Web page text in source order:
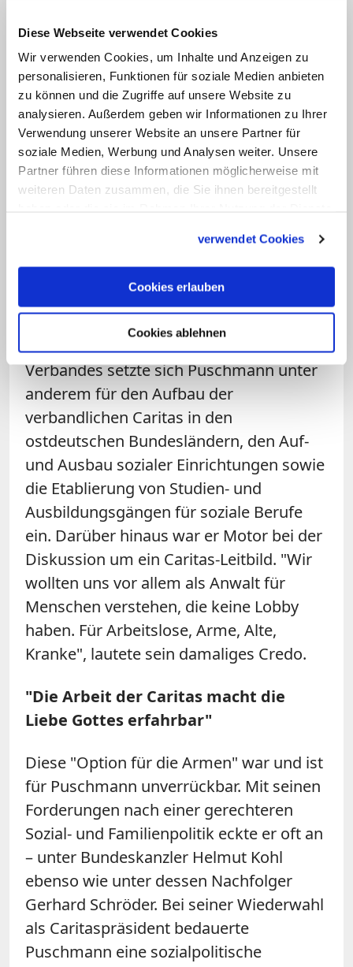
Diese Webseite verwendet Cookies
Wir verwenden Cookies, um Inhalte und Anzeigen zu
personalisieren, Funktionen für soziale Medien anbieten
zu können und die Zugriffe auf unsere Website zu
analysieren. Außerdem geben wir Informationen zu Ihrer
Verwendung unserer Website an unsere Partner für
soziale Medien, Werbung und Analysen weiter. Unsere
Partner führen diese Informationen möglicherweise mit
weiteren Daten zusammen, die Sie ihnen bereitgestellt
verwendet Cookies
Cookies erlauben
Cookies ablehnen
Prälat rückblickend. "Uns ging es um die
Menschen, die verzweifelt waren." Eine
wichtige Aufgabe der Zentralstelle war
zudem die Aus- und Weiterbildung für
den kirchlichen Nachwuchs in den
sozialen Einrichtungen.
den wiedervereinigten
Wohlfahrtsverband und das geeinte
Deutschland gewertet. An der Spitze des
Verbandes setzte sich Puschmann unter
anderem für den Aufbau der
verbandlichen Caritas in den
ostdeutschen Bundesländern, den Auf-
und Ausbau sozialer Einrichtungen sowie
die Etablierung von Studien- und
Ausbildungsgängen für soziale Berufe
ein. Darüber hinaus war er Motor bei der
Diskussion um ein Caritas-Leitbild. "Wir
wollten uns vor allem als Anwalt für
Menschen verstehen, die keine Lobby
haben. Für Arbeitslose, Arme, Alte,
Kranke", lautete sein damaliges Credo.
"Die Arbeit der Caritas macht die
Liebe Gottes erfahrbar"
Diese "Option für die Armen" war und ist
für Puschmann unverrückbar. Mit seinen
Forderungen nach einer gerechteren
Sozial- und Familienpolitik eckte er oft an
– unter Bundeskanzler Helmut Kohl
ebenso wie unter dessen Nachfolger
Gerhard Schröder. Bei seiner Wiederwahl
als Caritaspräsident bedauerte
Puschmann eine sozialpolitische